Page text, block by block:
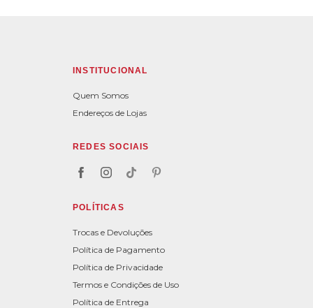
INSTITUCIONAL
Quem Somos
Endereços de Lojas
REDES SOCIAIS
POLÍTICAS
Trocas e Devoluções
Política de Pagamento
Política de Privacidade
Termos e Condições de Uso
Política de Entrega